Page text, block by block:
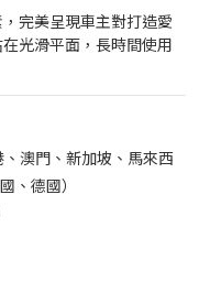
完美呈現車主對打造愛
光滑平面，長時間使用
澳門、新加坡、馬來西
、德國）